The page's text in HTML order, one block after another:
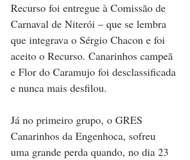
Recurso foi entregue à Comissão de
Carnaval de Niterói – que se lembra
que integrava o Sérgio Chacon e foi
aceito o Recurso. Canarinhos campeã
e Flor do Caramujo foi desclassificada
e nunca mais desfilou.
Já no primeiro grupo, o GRES
Canarinhos da Engenhoca, sofreu
uma grande perda quando, no dia 23